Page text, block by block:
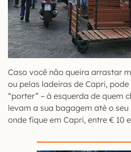
Caso você não queira arrastar
ou pelas ladeiras de Capri,
“porter” – à esquerda de quem
levam a sua bagagem até o
onde fique em Capri, entre € 10